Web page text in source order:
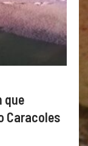
que
Caracoles